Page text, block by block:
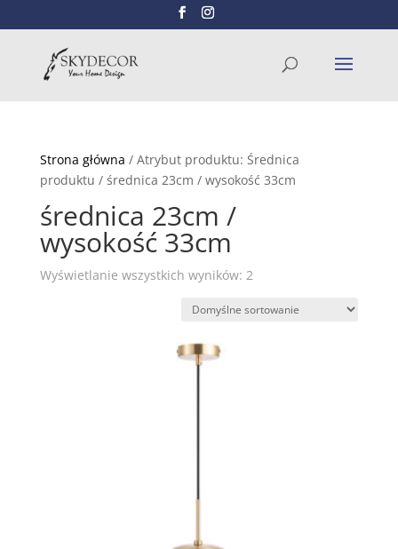
Strona główna / Atrybut produktu: Średnica
produktu / średnica 23cm / wysokość 33cm
średnica 23cm /
wysokość 33cm
Wyświetlanie wszystkich wyników: 2